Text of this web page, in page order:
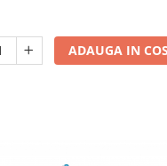
ADAUGA IN COS